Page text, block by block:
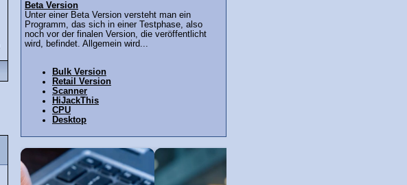
Beta Version
Unter einer Beta Version versteht man ein
Programm, das sich in einer Testphase, also
noch vor der finalen Version, die veröffentlicht
wird, befindet. Allgemein wird...
Bulk Version
Retail Version
Scanner
HiJackThis
CPU
Desktop